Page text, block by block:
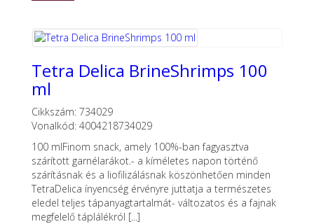
Tetra Delica BrineShrimps 100
ml
Cikkszám: 734029
Vonalkód: 4004218734029
100 mlFinom snack, amely 100%-ban fagyasztva
szárított garnélarákot.- a kíméletes napon történő
szárításnak és a liofilizálásnak köszönhetően minden
TetraDelica ínyencség érvényre juttatja a természetes
eledel teljes tápanyagtartalmát- változatos és a fajnak
megfelelő táplálékról [...]